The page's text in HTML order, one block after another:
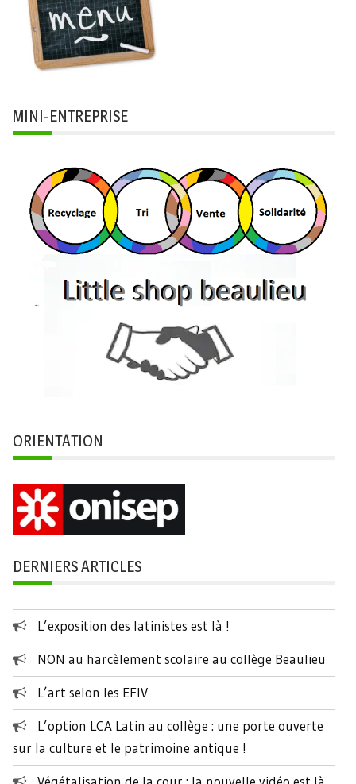
MINI-ENTREPRISE
ORIENTATION
DERNIERS ARTICLES
L’exposition des latinistes est là !
NON au harcèlement scolaire au collège Beaulieu
L’art selon les EFIV
L’option LCA Latin au collège : une porte ouverte
sur la culture et le patrimoine antique !